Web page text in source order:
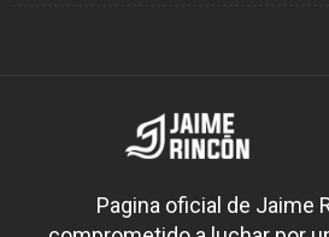
Pagina oficial de Jaime